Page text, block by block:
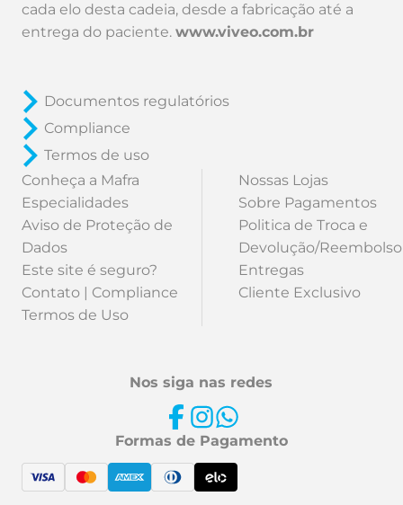
cada elo desta cadeia, desde a fabricação até a
entrega do paciente.www.viveo.com.br
Documentos regulatórios
Compliance
Termos de uso
Conheça a Mafra
Especialidades
Aviso de Proteção de
Dados
Este site é seguro?
Contato | Compliance
Termos de Uso
Nossas Lojas
Sobre Pagamentos
Politica de Troca e
Devolução/Reembolso
Entregas
Cliente Exclusivo
Nos siga nas redes
Formas de Pagamento